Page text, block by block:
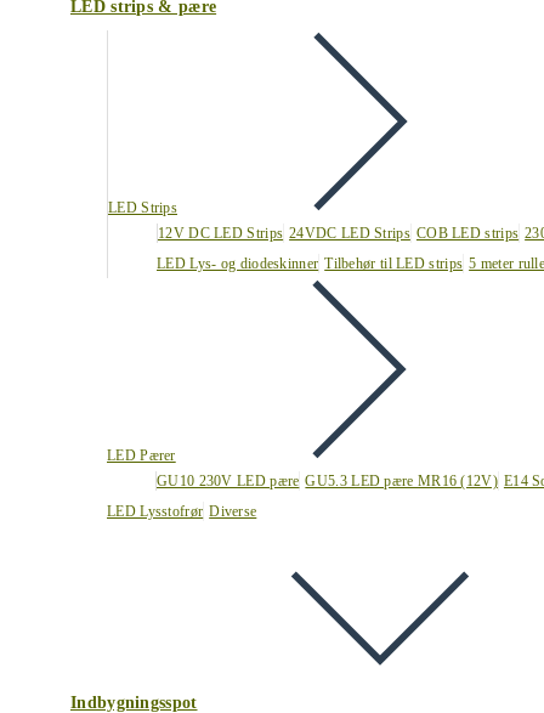
LED strips & pære
LED Strips
12V DC LED Strips 24VDC LED Strips COB LED strips
LED Lys- og diodeskinner Tilbehør til LED strips 5 meter
LED Pærer
GU10 230V LED pære GU5.3 LED pære MR16 (12V) E14
LED Lysstofrør Diverse
Indbygningsspot